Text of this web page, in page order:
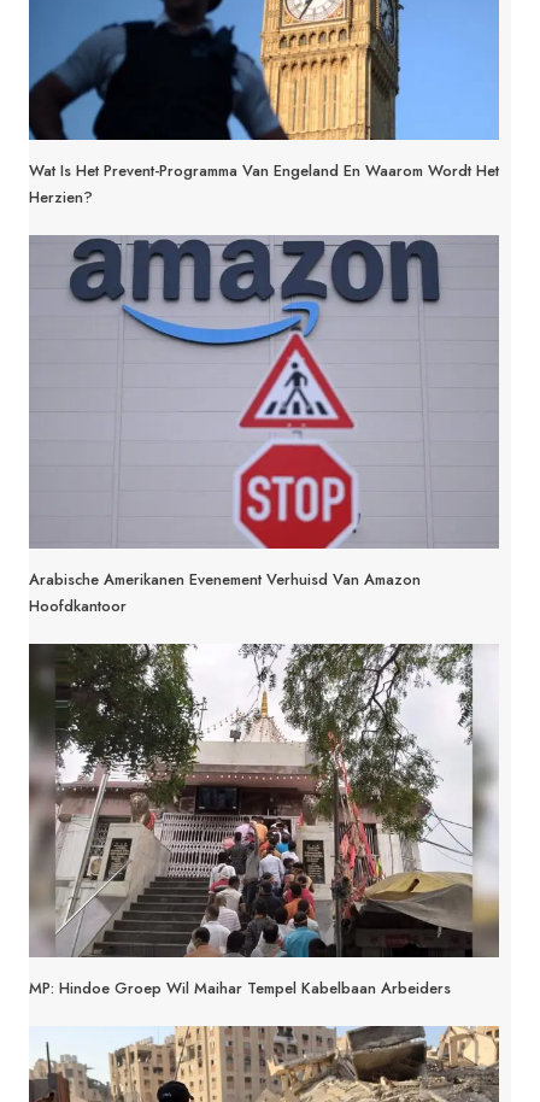
Wat Is Het Prevent-Programma Van Engeland En Waarom Wordt Het
Herzien?
Arabische Amerikanen Evenement Verhuisd Van Amazon
Hoofdkantoor
MP: Hindoe Groep Wil Maihar Tempel Kabelbaan Arbeiders